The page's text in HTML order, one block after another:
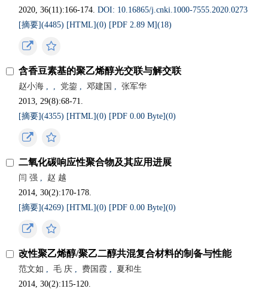
2020, 36(11):166-174.DOI: 10.16865/j.cnki.1000-7555.2020.0273
[摘要](4485) [HTML](0) [PDF 2.89 M](18)
含香豆素基的聚乙烯醇光交联与解交联
赵小海 , , 党鋆 , 邓建国 ,
张军华
2013, 29(8):68-71.
[摘要](4355) [HTML](0) [PDF 0.00 Byte](0)
二氧化碳响应性聚合物及其应用进展
闫 强 ,
赵 越
2014, 30(2):170-178.
[摘要](4269) [HTML](0) [PDF 0.00 Byte](0)
改性聚乙烯醇/聚乙二醇共混复合材料的制备与性能
范文如 , 毛 庆 , 费国霞 ,
夏和生
2014, 30(2):115-120.